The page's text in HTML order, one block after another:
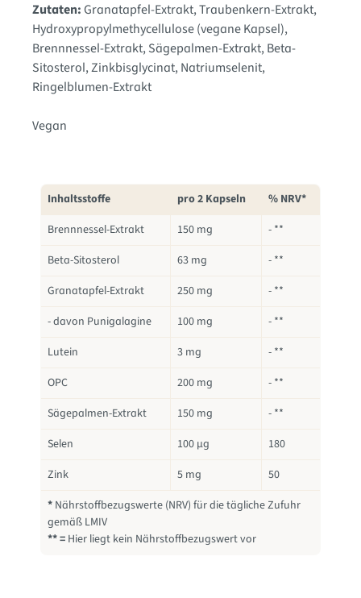
Zutaten:Granatapfel-Extrakt, Traubenkern-Extrakt,
Hydroxypropylmethycellulose (vegane Kapsel),
Brennnessel-Extrakt, Sägepalmen-Extrakt, Beta-
Sitosterol, Zinkbisglycinat, Natriumselenit,
Ringelblumen-Extrakt
Vegan
Inhaltsstoffe pro 2 Kapseln
% NRV*
Brennnessel-Extrakt
150 mg
- **
Beta-Sitosterol
63 mg
- **
Granatapfel-Extrakt
250 mg
- **
- davon Punigalagine
100 mg
- **
Lutein
3 mg
- **
OPC
200 mg
- **
Sägepalmen-Extrakt
150 mg
- **
Selen
100 µg
180
Zink
5 mg
50
* Nährstoffbezugswerte (NRV) für die tägliche Zufuhr
gemäß LMIV
** = Hier liegt kein Nährstoffbezugswert vor